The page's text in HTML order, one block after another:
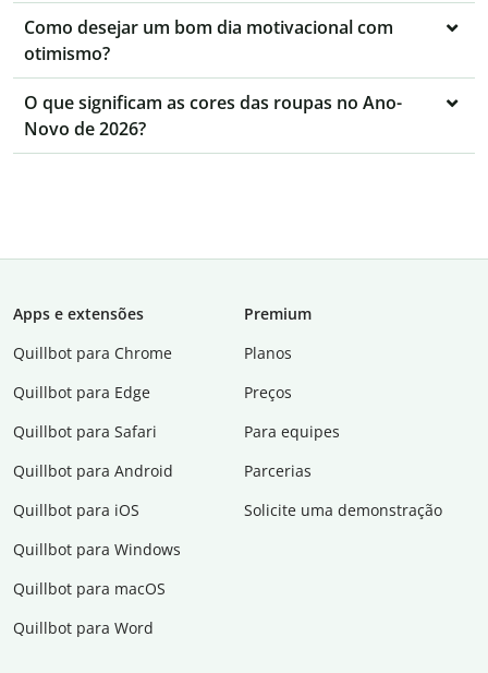
Como desejar um bom dia motivacional com
otimismo?
O que significam as cores das roupas no Ano-
Novo de 2026?
Apps e extensões
Quillbot para Chrome
Quillbot para Edge
Quillbot para Safari
Quillbot para Android
Quillbot para iOS
Quillbot para Windows
Quillbot para macOS
Quillbot para Word
Premium
Planos
Preços
Para equipes
Parcerias
Solicite uma demonstração